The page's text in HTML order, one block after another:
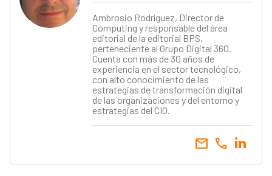
Ambrosio Rodríguez, Director de
Computing y responsable del área
editorial de la editorial BPS,
perteneciente al Grupo Digital 360.
Cuenta con más de 30 años de
experiencia en el sector tecnológico,
con alto conocimiento de las
estrategias de transformación digital
de las organizaciones y del entorno y
estrategias del CIO.
call
email